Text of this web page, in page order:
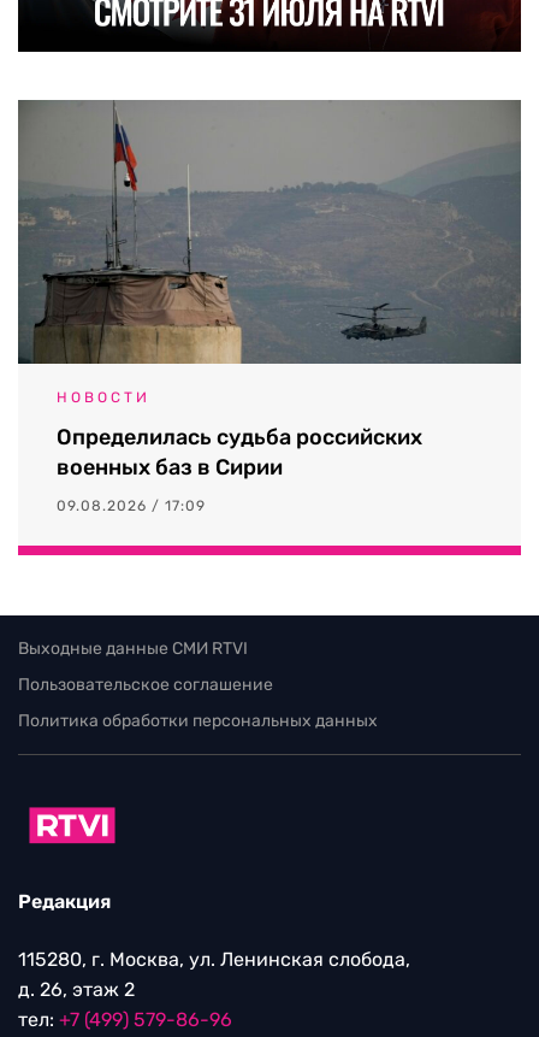
НОВОСТИ
Определилась судьба российских
военных баз в Сирии
09.08.2026 / 17:09
Выходные данные СМИ RTVI
Пользовательское соглашение
Политика обработки персональных данных
Редакция
115280, г. Москва, ул. Ленинская слобода,
д. 26, этаж 2
тел: +7 (499) 579-86-96